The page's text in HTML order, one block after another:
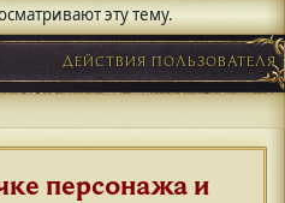
эту тему.
ДЕЙСТВИЯ ПОЛЬЗОВАТЕЛЯ
персонажа и